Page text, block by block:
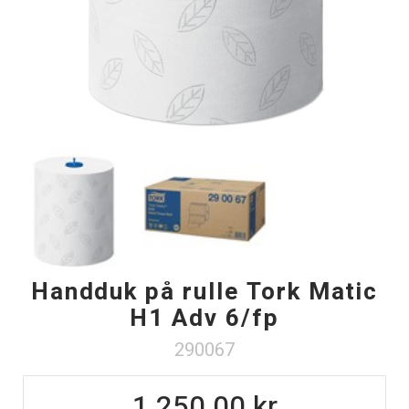
Handduk på rulle Tork Matic
H1 Adv 6/fp
290067